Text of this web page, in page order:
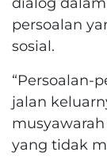
persoalan
sosial.
“Persoalan-
jalan
yang tidak